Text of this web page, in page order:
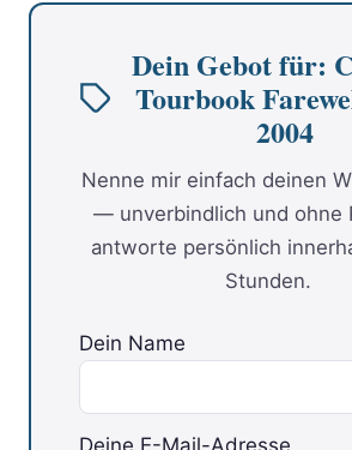
Dein Gebot für:
Tourbook
2004
Nenne mir einfach deinen
— unverbindlich und ohne
antworte persönlich
Stunden.
Dein Name